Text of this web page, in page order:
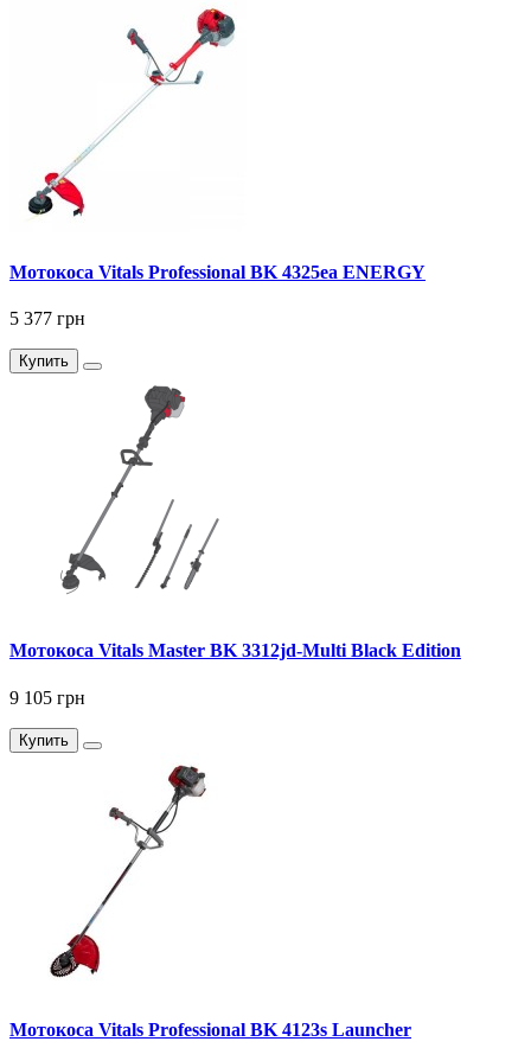
Мотокоса Vitals Professional BK 4325ea ENERGY
5 377 грн
Купить
Мотокоса Vitals Master BK 3312jd-Multi Black Edition
9 105 грн
Купить
Мотокоса Vitals Professional BK 4123s Launcher